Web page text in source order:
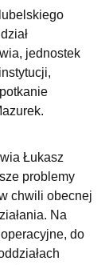
jednostek
Łukasz
problemy
chwili obecnej
Na
do